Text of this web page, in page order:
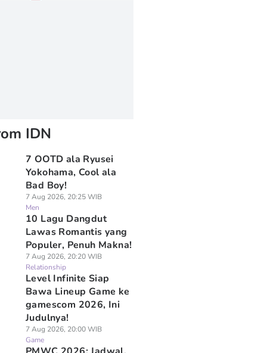
IDN
7 OOTD ala Ryusei
Yokohama, Cool ala
Bad Boy!
7 Aug 2026, 20:25 WIB
Men
10 Lagu Dangdut
Lawas Romantis yang
Populer, Penuh Makna!
7 Aug 2026, 20:20 WIB
Relationship
Level Infinite Siap
Bawa Lineup Game ke
gamescom 2026, Ini
Judulnya!
7 Aug 2026, 20:00 WIB
Game